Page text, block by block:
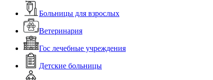
Больницы для взрослых
Ветеринария
Гос лечебные учреждения
Детские больницы